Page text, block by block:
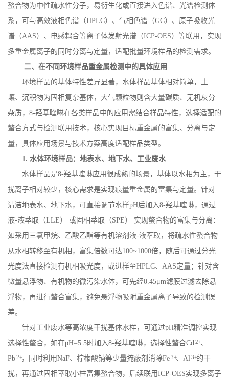
螯合物为中性疏水性分子，易衍生化或直接进入色谱、光谱检测体
系，可与高效液相色谱（HPLC）、气相色谱（GC）、原子吸收光
谱（AAS）、电感耦合等离子体发射光谱（ICP-OES）等联用，实现
多重金属离子的同时分离与定量，适配批量环境样品的检测需求。
二、在不同环境样品重金属检测中的具体应用
环境样品的基体特性差异显著，水体样品基体相对简单，土
壤、沉积物为固相复杂基体，大气颗粒物则含大量碳质、无机灰分
杂质， 8-羟基喹啉在各类样品中的应用需结合样品特性，选择适配的
螯合方式与检测联用技术，核心实现目标重金属的富集、分离与定
量，具体应用场景与技术方案高度适配样品类型。
1. 水体环境样品：地表水、地下水、工业废水
水体样品是8-羟基喹啉应用很成熟的场景，基体以水相为主，干
扰离子相对较少，核心需求是实现痕量重金属的富集与定量。针对
清洁地表水、地下水，可直接调节水样pH后加入8-羟基喹啉，通过
液-液萃取（LLE） 或固相萃取（SPE） 实现螯合物的富集与分离：
如采用三氯甲烷、乙酸乙酯等有机溶剂液-液萃取，将疏水性螯合物
从水相转移至有机相，富集倍数可达100~1000倍，随后可通过分光
光度法直接检测有机相吸光度，或进样至HPLC、 AAS定量；针对含
微量悬浮物、有机物的微污染水体，可先经0.45μm滤膜过滤去除悬
浮物，再进行螯合富集，避免悬浮物吸附重金属离子导致的检测误
差。
针对工业废水等高浓度干扰基体水样，可通过pH精准调控实现
选择性螯合，如在pH=5.5时加入8-羟基喹啉，选择性螯合Cd 2+、
Pb2+，同时利用NaF、柠檬酸钠等少量掩蔽剂消除Fe3+、 Al 3+的干
扰，再通过固相萃取小柱富集螯合物，后续联用ICP-OES实现多离子